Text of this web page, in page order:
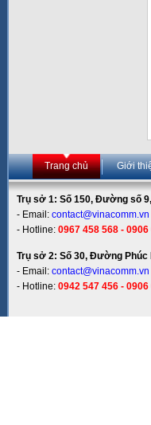
Trang chủ Giới
Trụ sở 1: Số 150, Đường số
- Email: contact@vinacomm.vn
- Hotline: 0967 458 568 -
Trụ sở 2: Số 30, Đường Phúc
- Email: contact@vinacomm.vn
- Hotline: 0942 547 456 -